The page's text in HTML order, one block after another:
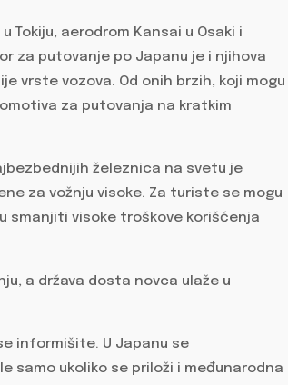
Tokiju, aerodrom Kansai u Osaki i
za putovanje po Japanu je i njihova
vrste vozova. Od onih brzih, koji mogu
za putovanja na kratkim
železnica na svetu je
za vožnju visoke. Za turiste se mogu
smanjiti visoke troškove korišćenja
a država dosta novca ulaže u
informišite. U Japanu se
samo ukoliko se priloži i međunarodna